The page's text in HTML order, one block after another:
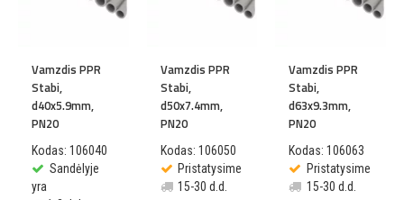
Vamzdis PPR
Stabi,
d40x5.9mm,
PN20
Kodas: 106040
Sandėlyje
yra
Vamzdis PPR
Stabi,
d50x7.4mm,
PN20
Kodas: 106050
Pristatysime
15-30 d.d.
Vamzdis PPR
Stabi,
d63x9.3mm,
PN20
Kodas: 106063
Pristatysime
15-30 d.d.